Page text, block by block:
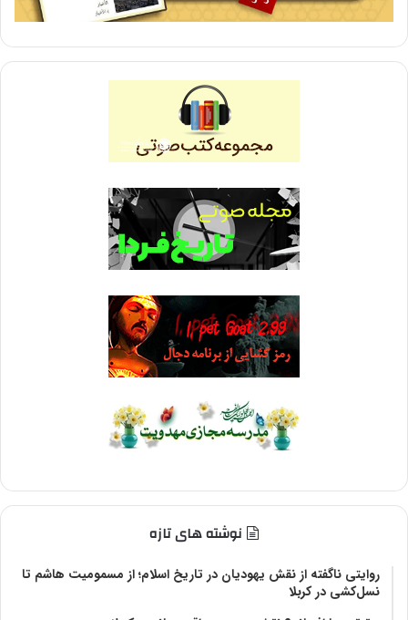
نوشته های تازه
روایتی ناگفته از نقش یهودیان در تاریخ اسلام؛ از مسمومیت هاشم تا
نسل‌کشی در کربلا